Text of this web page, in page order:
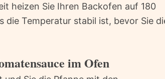
heizen Sie Ihren Backofen auf 180
die Temperatur stabil ist, bevor Sie
im Ofen